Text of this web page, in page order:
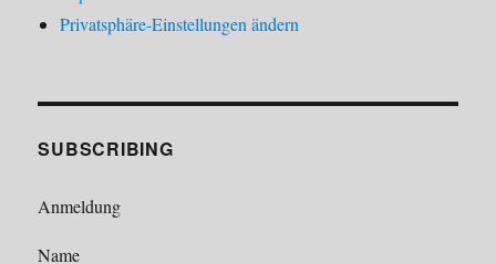
Privatsphäre-Einstellungen ändern
SUBSCRIBING
Anmeldung
Name